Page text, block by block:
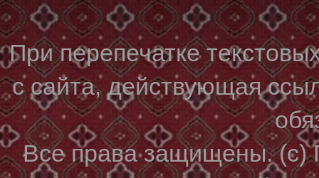
При перепечатке
с сайта, действующая
Все права защищены. (с)